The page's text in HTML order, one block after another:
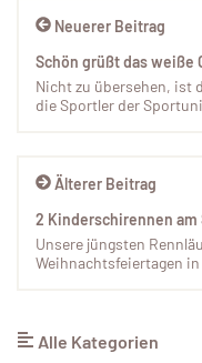
Älterer Beitrag
2 Kinderschirennen am
Unsere jüngsten
Weihnachtsfeiertagen
Neuerer Beitrag
Schön grüßt das weiße
Nicht zu übersehen, ist
die Sportler der
Alle Kategorien